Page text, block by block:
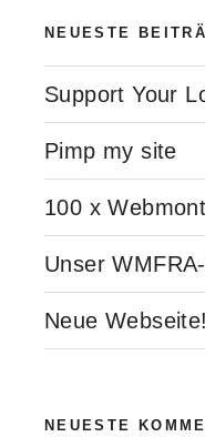
NEUESTE
Support Your
Pimp my site
100 x
Unser
Neue Webseite!
NEUESTE